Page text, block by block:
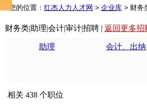
您的位置： 红杰人力人才网 > 企业库 > 财务
财务类|助理|会计|审计|招聘 | 返回更多招
助理 会计、出纳
相关 438 个职位